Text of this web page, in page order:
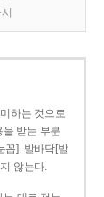
하는 것으로
받는 부분
꼽], 발바닥[발
않는다.